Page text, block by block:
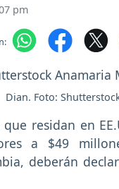
pm
Dian. Foto:
residan en
a $49
deberán